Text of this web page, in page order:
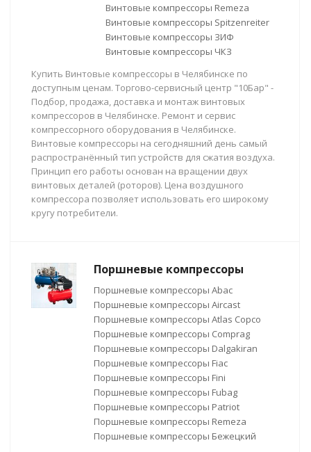
Винтовые компрессоры Remeza
Винтовые компрессоры Spitzenreiter
Винтовые компрессоры ЗИФ
Винтовые компрессоры ЧКЗ
Купить Винтовые компрессоры в Челябинске по
доступным ценам. Торгово-сервисный центр "10Бар" -
Подбор, продажа, доставка и монтаж винтовых
компрессоров в Челябинске. Ремонт и сервис
компрессорного оборудования в Челябинске.
Винтовые компрессоры на сегодняшний день самый
распространённый тип устройств для сжатия воздуха.
Принцип его работы основан на вращении двух
винтовых деталей (роторов). Цена воздушного
компрессора позволяет использовать его широкому
кругу потребители.
Поршневые компрессоры
Поршневые компрессоры Abac
Поршневые компрессоры Aircast
Поршневые компрессоры Atlas Copco
Поршневые компрессоры Comprag
Поршневые компрессоры Dalgakiran
Поршневые компрессоры Fiac
Поршневые компрессоры Fini
Поршневые компрессоры Fubag
Поршневые компрессоры Patriot
Поршневые компрессоры Remeza
Поршневые компрессоры Бежецкий